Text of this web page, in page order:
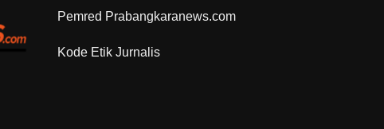
Pemred Prabangkaranews.com
Kode Etik Jurnalis